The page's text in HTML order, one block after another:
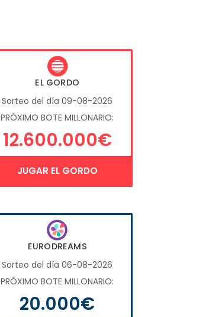
EL GORDO
Sorteo del día 09-08-2026
PRÓXIMO BOTE MILLONARIO:
12.600.000€
JUGAR EL GORDO
EURODREAMS
Sorteo del día 06-08-2026
PRÓXIMO BOTE MILLONARIO:
20.000€